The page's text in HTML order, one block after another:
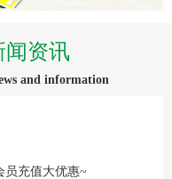
闻资讯
and information
员充值大优惠~